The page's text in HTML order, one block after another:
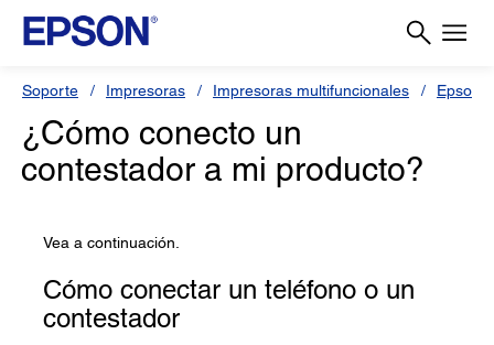
Soporte Impresoras Impresoras multifuncionales Epson
¿Cómo conecto un
contestador a mi producto?
Vea a continuación.
Cómo conectar un teléfono o un
contestador